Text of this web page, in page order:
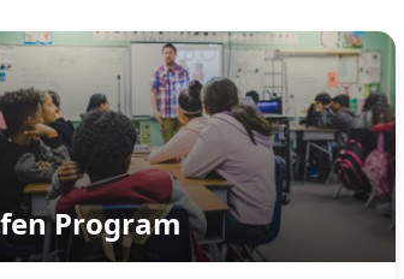
Program